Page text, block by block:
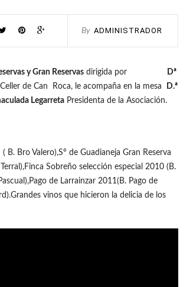
By ADMINISTRADOR
y Gran Reservasdirigida por
Dª
de Can Roca, le acompaña en la mesa
D.ª
LegarretaPresidenta de la Asociación.
Bro Valero),Sº de Guadianeja Gran Reserva
Sobreño selección especial 2010 (B.
de Larrainzar 2011(B. Pago de
vinos que hicieron la delicia de los